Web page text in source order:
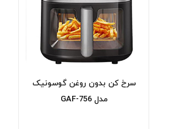
سرخ کن بدون روغن گوسونیک
مدل GAF-756